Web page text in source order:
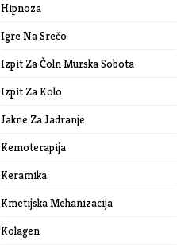
Hipnoza
Igre Na Srečo
Izpit Za Čoln Murska Sobota
Izpit Za Kolo
Jakne Za Jadranje
Kemoterapija
Keramika
Kmetijska Mehanizacija
Kolagen